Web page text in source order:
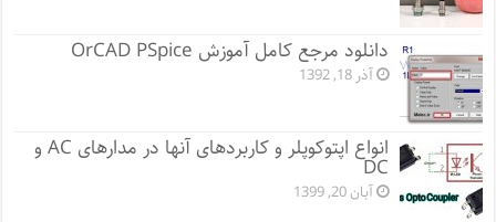
دانلود مرجع کامل آموزش OrCAD PSpice
آذر 18, 1392
انواع اپتوکوپلر و کاربردهای آنها در مدارهای AC و
DC
آبان 20, 1399